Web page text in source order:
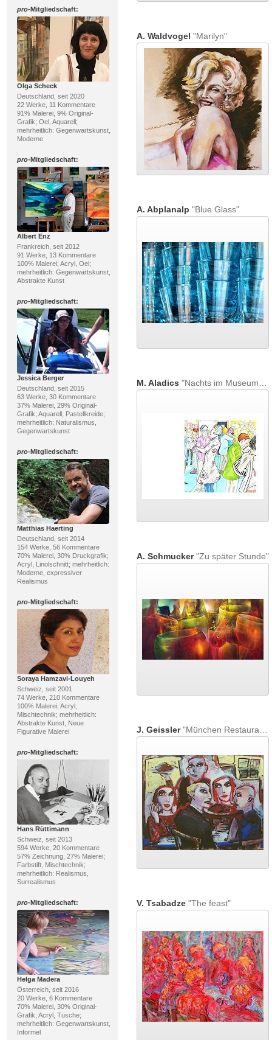
pro-Mitgliedschaft:
Olga Scheck
Deutschland, seit 2020
22 Werke, 11 Kommentare
91% Malerei, 9% Original-
Grafik; Oel, Aquarell;
mehrheitlich: Gegenwartskunst,
Moderne
pro-Mitgliedschaft:
Albert Enz
Frankreich, seit 2012
91 Werke, 13 Kommentare
100% Malerei; Acryl, Oel;
mehrheitlich: Gegenwartskunst,
Abstrakte Kunst
pro-Mitgliedschaft:
Jessica Berger
Deutschland, seit 2015
63 Werke, 30 Kommentare
37% Malerei, 29% Original-
Grafik; Aquarell, Pastellkreide;
mehrheitlich: Naturalismus,
Gegenwartskunst
pro-Mitgliedschaft:
Matthias Haerting
Deutschland, seit 2014
154 Werke, 56 Kommentare
70% Malerei, 30% Druckgrafik;
Acryl, Linolschnitt; mehrheitlich:
Moderne, expressiver
Realismus
pro-Mitgliedschaft:
Soraya Hamzavi-Louyeh
Schweiz, seit 2001
74 Werke, 210 Kommentare
100% Malerei; Acryl,
Mischtechnik; mehrheitlich:
Abstrakte Kunst, Neue
Figurative Malerei
pro-Mitgliedschaft:
Hans Rüttimann
Schweiz, seit 2013
594 Werke, 20 Kommentare
57% Zeichnung, 27% Malerei;
Farbstift, Mischtechnik;
mehrheitlich: Realismus,
Surrealismus
pro-Mitgliedschaft:
Helga Madera
Österreich, seit 2016
20 Werke, 6 Kommentare
70% Malerei, 30% Original-
Grafik; Acryl, Tusche;
mehrheitlich: Gegenwartskunst,
Informel
A. Waldvogel "Marilyn"
A. Abplanalp "Blue Glass"
M. Aladics "Nachts im Museum / Serie: We Love Art (In the Museum at Night)"
A. Schmucker"Zu später Stunde"
J. Geissler"München Restaurant"
V. Tsabadze"The feast"